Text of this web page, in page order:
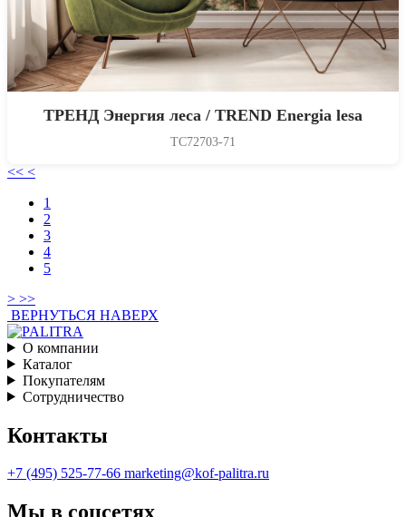
ТРЕНД Энергия леса / TREND Energia lesa
TC72703-71
<< <
1
2
3
4
5
> >>
ВЕРНУТЬСЯ НАВЕРХ
О компании
Каталог
Покупателям
Сотрудничество
Контакты
+7 (495) 525-77-66 marketing@kof-palitra.ru
Мы в соцсетях